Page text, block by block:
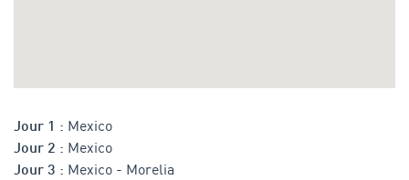
Jour 1 : Mexico
Jour 2 : Mexico
Jour 3 : Mexico - Morelia